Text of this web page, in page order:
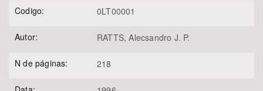
Área de Levantamento
Área Protegida
Codigo: 0LT00001
Autor: RATTS, Alecsandro J. P.
N de páginas: 218